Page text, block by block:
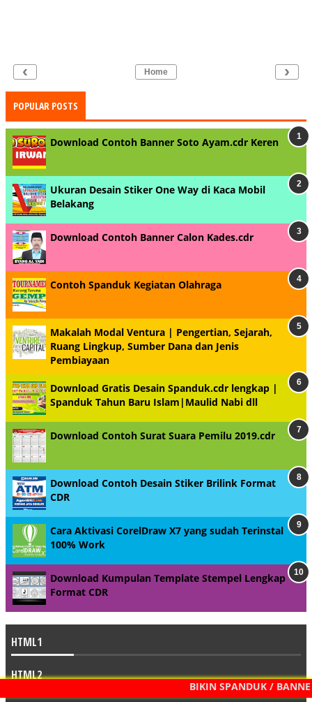
‹ ›
Home
POPULAR POSTS
Download Contoh Banner Soto Ayam.cdr Keren
Ukuran Desain Stiker One Way di Kaca Mobil
Belakang
Download Contoh Banner Calon Kades.cdr
Contoh Spanduk Kegiatan Olahraga
Makalah Modal Ventura | Pengertian, Sejarah,
Ruang Lingkup, Sumber Dana dan Jenis
Pembiayaan
Download Gratis Desain Spanduk.cdr lengkap |
Spanduk Tahun Baru Islam|Maulid Nabi dll
Download Contoh Surat Suara Pemilu 2019.cdr
Download Contoh Desain Stiker Brilink Format
CDR
Cara Aktivasi CorelDraw X7 yang sudah Terinstal
100% Work
Download Kumpulan Template Stempel Lengkap
Format CDR
HTML1
BIKIN SPANDUK /
HTML2